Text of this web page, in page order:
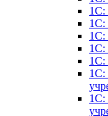
1C:
1C:
1C:
1C:
1C: